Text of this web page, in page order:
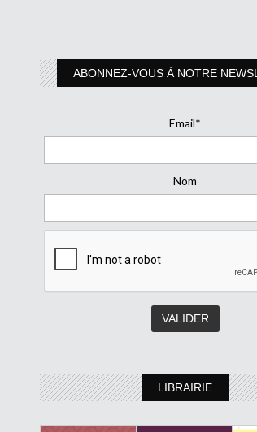
ABONNEZ-VOUS À NOTRE
Email*
Nom
LIBRAIRIE